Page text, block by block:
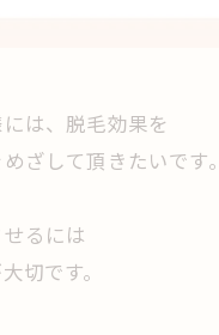
は、脱毛効果を
ざして頂きたいです。
るには
切です。